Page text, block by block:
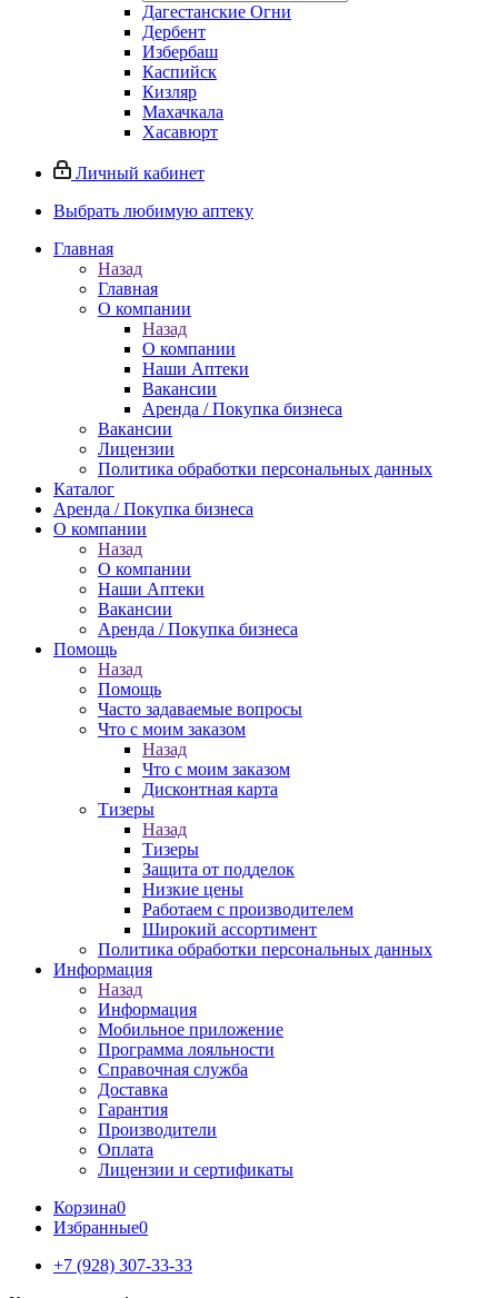
Дагестанские Огни
Дербент
Избербаш
Каспийск
Кизляр
Махачкала
Хасавюрт
Личный кабинет
Выбрать любимую аптеку
Главная
Назад
Главная
О компании
Назад
О компании
Наши Аптеки
Вакансии
Аренда / Покупка бизнеса
Вакансии
Лицензии
Политика обработки персональных данных
Каталог
Аренда / Покупка бизнеса
О компании
Назад
О компании
Наши Аптеки
Вакансии
Аренда / Покупка бизнеса
Помощь
Назад
Помощь
Часто задаваемые вопросы
Что с моим заказом
Назад
Что с моим заказом
Дисконтная карта
Тизеры
Назад
Тизеры
Защита от подделок
Низкие цены
Работаем с производителем
Широкий ассортимент
Политика обработки персональных данных
Информация
Назад
Информация
Мобильное приложение
Программа лояльности
Справочная служба
Доставка
Гарантия
Производители
Оплата
Лицензии и сертификаты
Корзина0
Избранные0
+7 (928) 307-33-33